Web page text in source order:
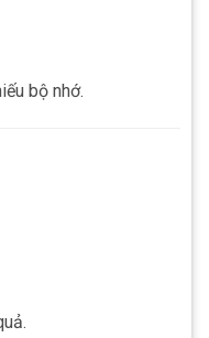
bộ nhớ.